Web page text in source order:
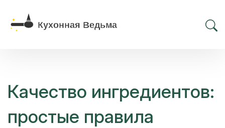
Качество ингредиентов:
простые правила